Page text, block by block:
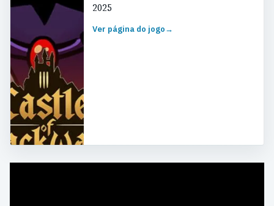
2025
Ver página do jogo→